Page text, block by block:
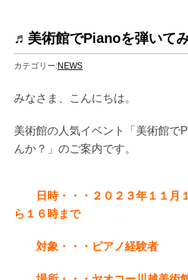
♬美術館でPianoを弾いて
カテゴリー:NEWS
みなさま、こんにちは。
美術館の人気イベント「美術館で
んか？」のご案内です。
日時・・・２０２３年１１月
ら１６時まで
対象・・・ピアノ経験者